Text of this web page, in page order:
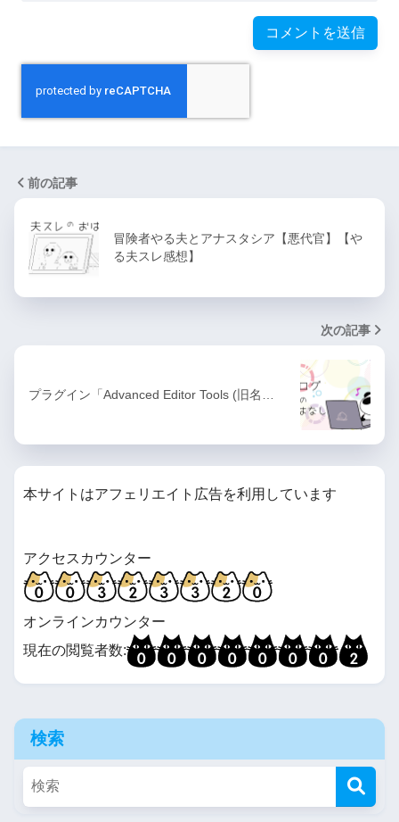
前の記事
冒険者やる夫とアナスタシア【悪代官】【や
る夫スレ感想】
次の記事
プラグイン「Advanced Editor Tools (旧名…
本サイトはアフェリエイト広告を利用しています
アクセスカウンター
オンラインカウンター
現在の閲覧者数:
検索